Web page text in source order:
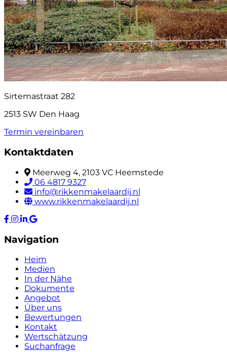
Sirtemastraat 282
2513 SW Den Haag
Termin vereinbaren
Kontaktdaten
Meerweg 4, 2103 VC Heemstede
06 4817 9327
info@rikkenmakelaardij.nl
www.rikkenmakelaardij.nl
Navigation
Heim
Medien
In der Nähe
Dokumente
Angebot
Über uns
Bewertungen
Kontakt
Wertschätzung
Suchanfrage